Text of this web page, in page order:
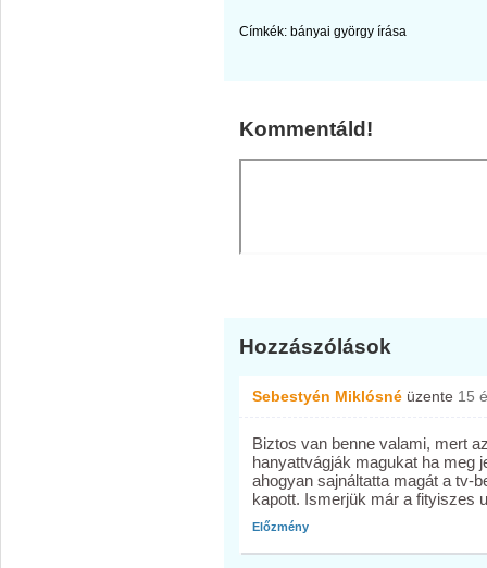
Címkék: bányai györgy írása
Kommentáld!
Hozzászólások
Sebestyén Miklósné üzente 15
Biztos van benne valami, mert
hanyattvágják magukat ha meg
ahogyan sajnáltatta magát a tv-
kapott. Ismerjük már a fityiszes
Előzmény